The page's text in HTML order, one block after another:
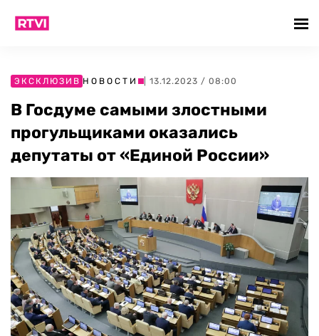
ЭКСКЛЮЗИВ НОВОСТИ | 13.12.2023 / 08:00
В Госдуме самыми злостными
прогульщиками оказались
депутаты от «Единой России»